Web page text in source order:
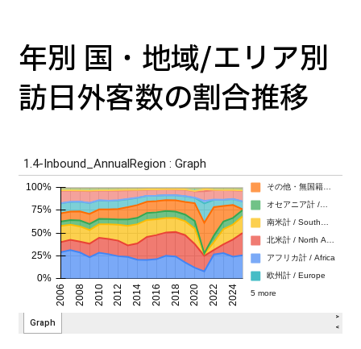
年別 国・地域/エリア別
訪日外客数の割合推移